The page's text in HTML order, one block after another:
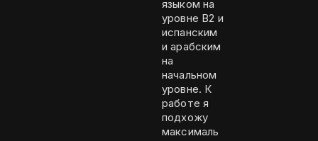
языком на
уровне B2 и
испанским
и арабским
на
начальном
уровне. К
работе я
подхожу
максималь